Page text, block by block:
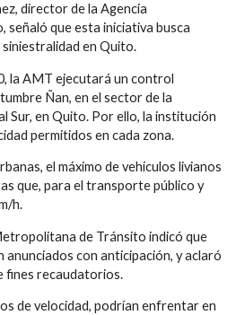
director de la Agencia
que esta iniciativa busca
en Quito.
la AMT ejecutará un control
Ñan, en el sector de la
Sur, en Quito. Por ello, la institución
permitidos en cada zona.
el máximo de vehículos livianos
que, para el transporte público y
h.
de Tránsito indicó que
con anticipación, y aclaró
fines recaudatorios.
de velocidad, podrían enfrentar en